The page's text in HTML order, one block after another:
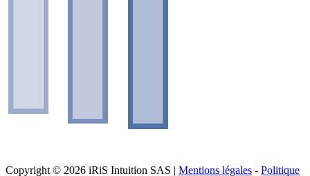
Copyright © 2026 iRiS Intuition SAS | Mentions légales - Politique